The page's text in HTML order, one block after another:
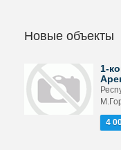
Новые объекты
1-
4